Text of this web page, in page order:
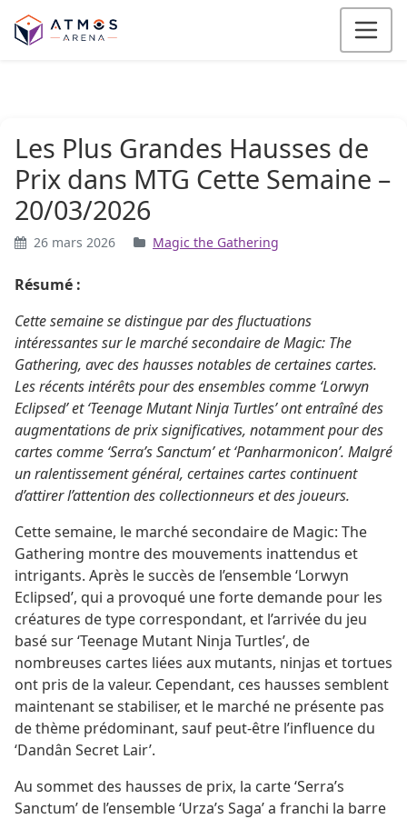
Aller au contenu
Les Plus Grandes Hausses de
Prix dans MTG Cette Semaine –
20/03/2026
26 mars 2026 Magic the Gathering
Résumé :
Cette semaine se distingue par des fluctuations
intéressantes sur le marché secondaire de Magic: The
Gathering, avec des hausses notables de certaines cartes.
Les récents intérêts pour des ensembles comme ‘Lorwyn
Eclipsed’ et ‘Teenage Mutant Ninja Turtles’ ont entraîné des
augmentations de prix significatives, notamment pour des
cartes comme ‘Serra’s Sanctum’ et ‘Panharmonicon’. Malgré
un ralentissement général, certaines cartes continuent
d’attirer l’attention des collectionneurs et des joueurs.
Cette semaine, le marché secondaire de Magic: The
Gathering montre des mouvements inattendus et
intrigants. Après le succès de l’ensemble ‘Lorwyn
Eclipsed’, qui a provoqué une forte demande pour les
créatures de type correspondant, et l’arrivée du jeu
basé sur ‘Teenage Mutant Ninja Turtles’, de
nombreuses cartes liées aux mutants, ninjas et tortues
ont pris de la valeur. Cependant, ces hausses semblent
maintenant se stabiliser, et le marché ne présente pas
de thème prédominant, sauf peut-être l’influence du
‘Dandân Secret Lair’.
Au sommet des hausses de prix, la carte ‘Serra’s
Sanctum’ de l’ensemble ‘Urza’s Saga’ a franchi la barre